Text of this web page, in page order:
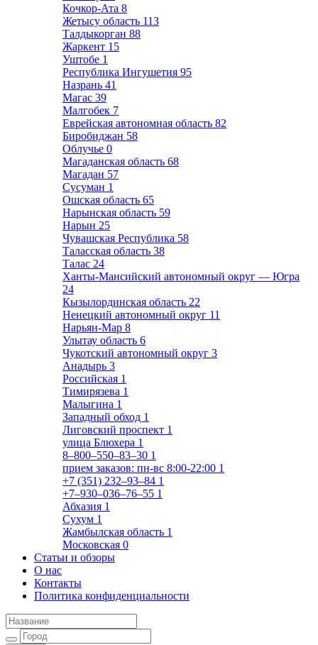
Кочкор-Ата 8
Жетысу область 113
Талдыкорган 88
Жаркент 15
Уштобе 1
Республика Ингушетия 95
Назрань 41
Магас 39
Малгобек 7
Еврейская автономная область 82
Биробиджан 58
Облучье 0
Магаданская область 68
Магадан 57
Сусуман 1
Ошская область 65
Нарынская область 59
Нарын 25
Чувашская Республика 58
Таласская область 38
Талас 24
Ханты-Мансийский автономный округ — Югра
24
Кызылординская область 22
Ненецкий автономный округ 11
Нарьян-Мар 8
Улытау область 6
Чукотский автономный округ 3
Анадырь 3
Российская 1
Тимирязева 1
Малыгина 1
Западный обход 1
Лиговский проспект 1
улица Блюхера 1
8‒800‒550‒83‒30 1
прием заказов: пн-вс 8:00-22:00 1
+7 (351) 232‒93‒84 1
+7‒930‒036‒76‒55 1
Абхазия 1
Сухум 1
Жамбылская область 1
Московская 0
Статьи и обзоры
О нас
Контакты
Политика конфиденциальности